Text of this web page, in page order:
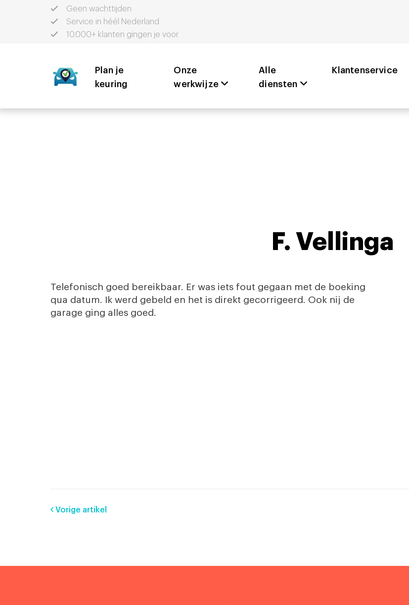
Geen wachttijden
Service in héél Nederland
10.000+ klanten gingen je voor
Plan je
keuring
Onze
werkwijze
Alle
diensten
Klantenservice
F. Vellinga
Telefonisch goed bereikbaar. Er was iets fout gegaan met de boeking
qua datum. Ik werd gebeld en het is direkt gecorrigeerd. Ook nij de
garage ging alles goed.
Vorige artikel